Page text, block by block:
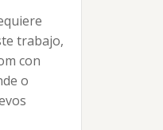
trabajo,
con
o